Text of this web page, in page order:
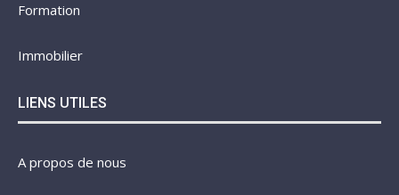
Formation
Immobilier
LIENS UTILES
A propos de nous